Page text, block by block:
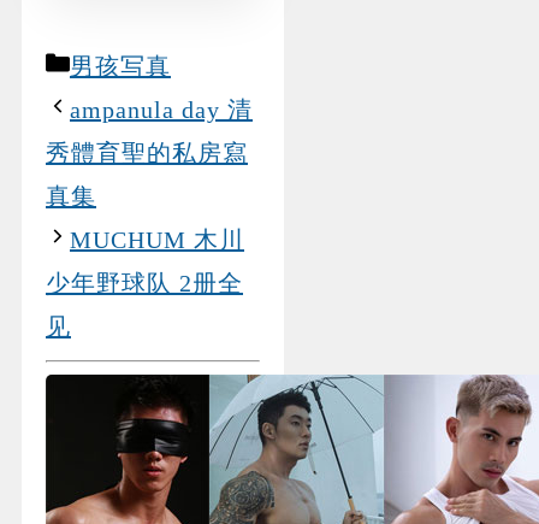
Categories
男孩写真
ampanula day 清
秀體育聖的私房寫
真集
MUCHUM 木川
少年野球队 2册全
见